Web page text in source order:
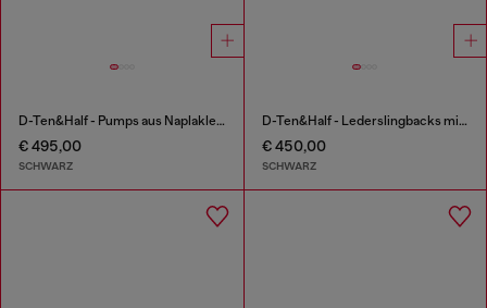
D-Ten&Half - Pumps aus Naplakleder
€ 495,00
SCHWARZ
D-Ten&Half - Lederslingbacks mit Oval D Schmuck
€ 450,00
SCHWARZ